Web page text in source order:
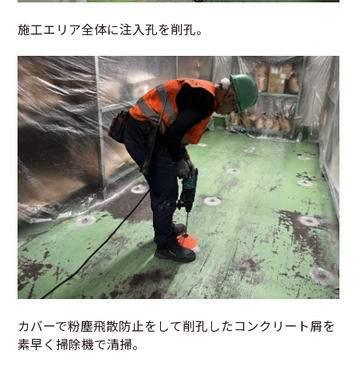
施工エリア全体に注入孔を削孔。
カバーで粉塵飛散防止をして削孔したコンクリート屑を
素早く掃除機で清掃。